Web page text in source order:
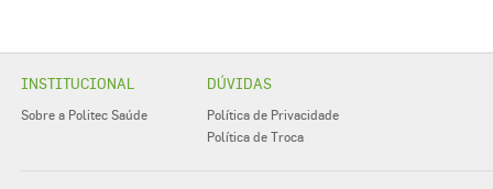
INSTITUCIONAL
Sobre a Politec Saúde
DÚVIDAS
Política de Privacidade
Política de Troca